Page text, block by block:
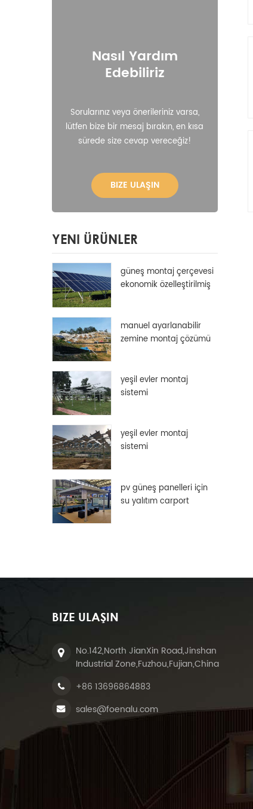
Nasıl Yardım
Edebiliriz
Sorularınız veya önerileriniz varsa,
lütfen bize bir mesaj bırakın, en kısa
sürede size cevap vereceğiz!
BIZE ULAŞIN
YENI ÜRÜNLER
güneş montaj çerçevesi
ekonomik özelleştirilmiş
manuel ayarlanabilir
zemine montaj çözümü
yeşil evler montaj
sistemi
yeşil evler montaj
sistemi
pv güneş panelleri için
su yalıtım carport
BIZE ULAŞIN
No.142,North JianXin Road,Jinshan
Industrial Zone,Fuzhou,Fujian,China
+86 13696864883
sales@foenalu.com